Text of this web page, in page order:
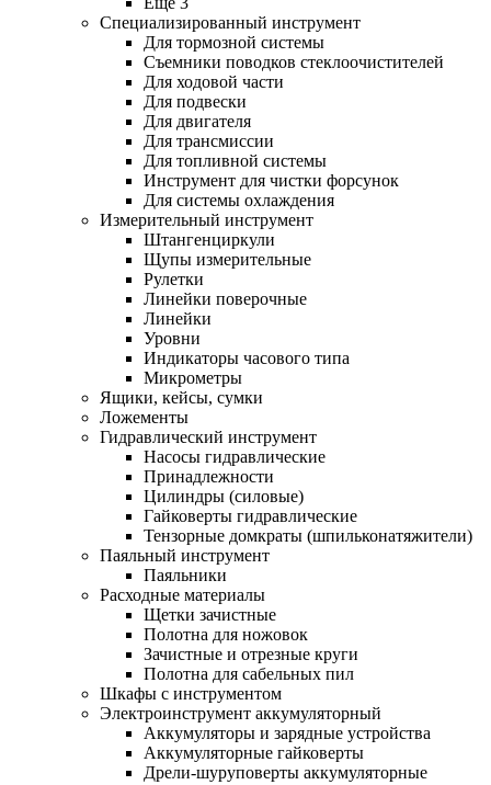
Специализированный инструмент
Для тормозной системы
Съемники поводков стеклоочистителей
Для ходовой части
Для подвески
Для двигателя
Для трансмиссии
Для топливной системы
Инструмент для чистки форсунок
Для системы охлаждения
Измерительный инструмент
Штангенциркули
Щупы измерительные
Рулетки
Линейки поверочные
Линейки
Уровни
Индикаторы часового типа
Микрометры
Ящики, кейсы, сумки
Ложементы
Гидравлический инструмент
Насосы гидравлические
Принадлежности
Цилиндры (силовые)
Гайковерты гидравлические
Тензорные домкраты (шпильконатяжители)
Паяльный инструмент
Паяльники
Расходные материалы
Щетки зачистные
Полотна для ножовок
Зачистные и отрезные круги
Полотна для сабельных пил
Шкафы с инструментом
Электроинструмент аккумуляторный
Аккумуляторы и зарядные устройства
Аккумуляторные гайковерты
Дрели-шуруповерты аккумуляторные